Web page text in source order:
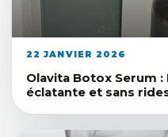
22 JANVIER 2026
Olavita Botox Serum :
éclatante et sans